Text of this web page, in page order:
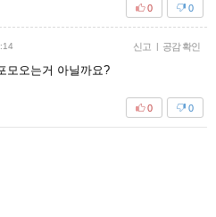
0
0
신고 | 공감 확인
모오는거 아닐까요?
0
0